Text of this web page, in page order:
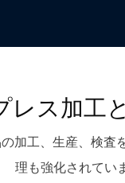
レス加工
加工、生産、検査
理も強化されてい